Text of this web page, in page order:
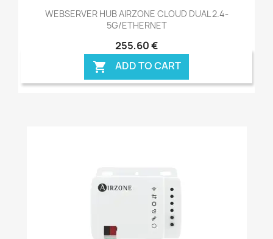
WEBSERVER HUB AIRZONE CLOUD DUAL 2.4-
5G/ETHERNET
255,60 €
 ADD TO CART